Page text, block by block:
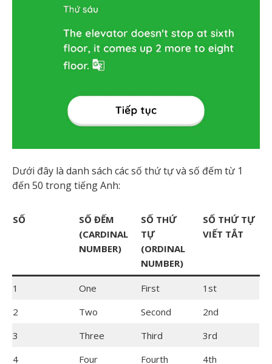
Dưới đây là danh sách các số thứ tự và số đếm từ 1
đến 50 trong tiếng Anh:
SỐ
SỐ ĐẾM
(CARDINAL
NUMBER)
SỐ THỨ
TỰ
(ORDINAL
NUMBER)
SỐ THỨ TỰ
VIẾT TẮT
1 One First
1st
2
Two Second
2nd
3
Three Third
3rd
4
Four Fourth
4th